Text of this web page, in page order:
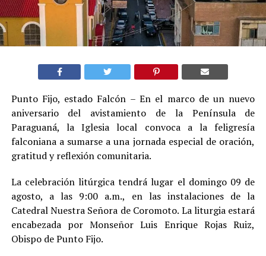
Punto Fijo, estado Falcón – En el marco de un nuevo
aniversario del avistamiento de la Península de
Paraguaná, la Iglesia local convoca a la feligresía
falconiana a sumarse a una jornada especial de oración,
gratitud y reflexión comunitaria.
La celebración litúrgica tendrá lugar el domingo 09 de
agosto, a las 9:00 a.m., en las instalaciones de la
Catedral Nuestra Señora de Coromoto. La liturgia estará
encabezada por Monseñor Luis Enrique Rojas Ruiz,
Obispo de Punto Fijo.